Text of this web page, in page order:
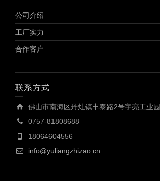
公司介绍
工厂实力
合作客户
联系方式
佛山市南海区丹灶镇丰泰路2号宇亮工业园
0757-81808688
18064604556
info@yuliangzhizao.cn